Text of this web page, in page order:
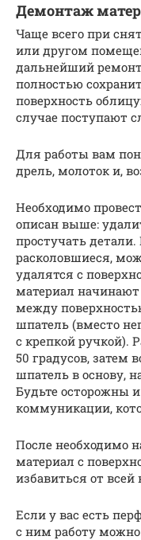
Демонтаж
Чаще всего при
или другом
дальнейший
полностью
поверхность
случае поступают
Для работы вам
дрель, молоток и,
Необходимо
описан выше:
простучать
расколовшиеся,
удалятся с
материал
между
шпатель (вместо
с крепкой ручкой).
50 градусов, затем
шпатель в основу,
Будьте осторожны
коммуникации,
После необходимо
материал с
избавиться от
Если у вас есть
с ним работу